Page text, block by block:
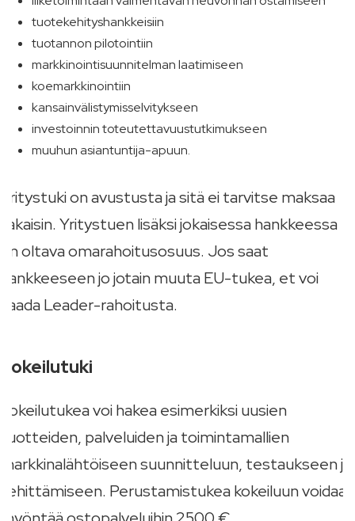
tuotekehityshankkeisiin
tuotannon pilotointiin
markkinointisuunnitelman laatimiseen
koemarkkinointiin
kansainvälistymisselvitykseen
investoinnin toteutettavuustutkimukseen
muuhun asiantuntija-apuun.
Yritystuki on avustusta ja sitä ei tarvitse maksaa
takaisin. Yritystuen lisäksi jokaisessa hankkeessa
on oltava omarahoitusosuus. Jos saat
hankkeeseen jo jotain muuta EU-tukea, et voi
saada Leader-rahoitusta.
Kokeilutuki
Kokeilutukea voi hakea esimerkiksi uusien
tuotteiden, palveluiden ja toimintamallien
markkinalähtöiseen suunnitteluun, testaukseen ja
kehittämiseen. Perustamistukea kokeiluun voidaan